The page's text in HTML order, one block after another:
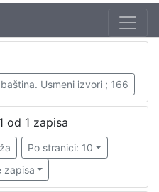
Usmeni izvori ; 166
od 1 zapisa
Po stranici: 10
zapisa